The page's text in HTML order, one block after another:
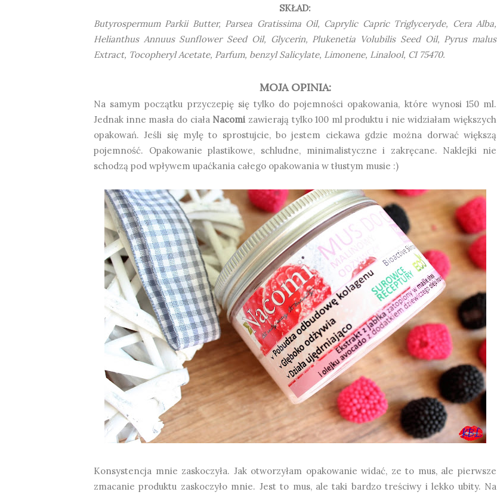
SKŁAD:
Butyrospermum Parkii Butter, Parsea Gratissima Oil, Caprylic Capric Triglyceryde, Cera Alba,
Helianthus Annuus Sunflower Seed Oil, Glycerin, Plukenetia Volubilis Seed Oil, Pyrus malus
Extract, Tocopheryl Acetate, Parfum, benzyl Salicylate, Limonene, Linalool, CI 75470.
MOJA OPINIA:
Na samym początku przyczepię się tylko do pojemności opakowania, które wynosi 150 ml.
Jednak inne masła do ciała Nacomi zawierają tylko 100 ml produktu i nie widziałam większych
opakowań. Jeśli się mylę to sprostujcie, bo jestem ciekawa gdzie można dorwać większą
pojemność. Opakowanie plastikowe, schludne, minimalistyczne i zakręcane. Naklejki nie
schodzą pod wpływem upaćkania całego opakowania w tłustym musie :)
Konsystencja mnie zaskoczyła. Jak otworzyłam opakowanie widać, ze to mus, ale pierwsze
zmacanie produktu zaskoczyło mnie. Jest to mus, ale taki bardzo treściwy i lekko ubity. Na